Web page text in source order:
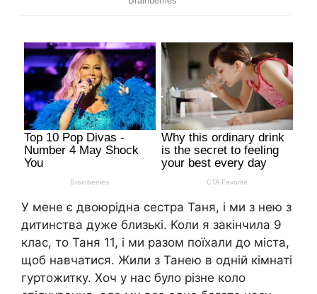
У мене є двоюрідна сестра Таня, і ми з нею з
дитинства дуже близькі. Коли я закінчила 9
клас, то Таня 11, і ми разом поїхали до міста,
щоб навчатися. Жили з Танею в одній кімнаті
гуртожитку. Хоч у нас було різне коло